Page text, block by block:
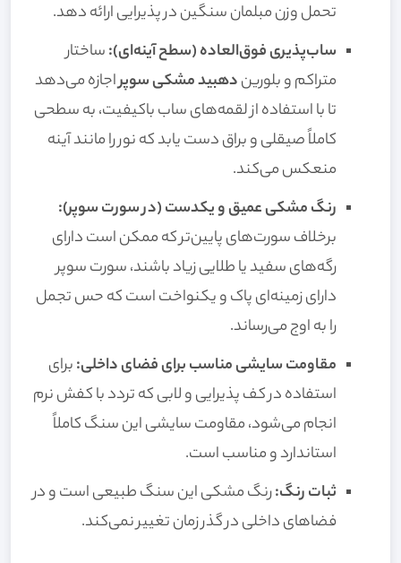
تحمل وزن مبلمان سنگین در پذیرایی ارائه دهد.
ساب‌پذیری فوق‌العاده (سطح آینه‌ای):ساختار
متراکم و بلوریندهبید مشکی سوپراجازه می‌دهد
تا با استفاده از لقمه‌های ساب باکیفیت، به سطحی
کاملاً صیقلی و براق دست یابد که نور را مانند آینه
منعکس می‌کند.
رنگ مشکی عمیق و یکدست (در سورت سوپر):
برخلاف سورت‌های پایین‌تر که ممکن است دارای
رگه‌های سفید یا طلایی زیاد باشند، سورت سوپر
دارای زمینه‌ای پاک و یکنواخت است که حس تجمل
را به اوج می‌رساند.
مقاومت سایشی مناسب برای فضای داخلی:برای
استفاده در کف پذیرایی و لابی که تردد با کفش نرم
انجام می‌شود، مقاومت سایشی این سنگ کاملاً
استاندارد و مناسب است.
ثبات رنگ:رنگ مشکی این سنگ طبیعی است و در
فضاهای داخلی در گذر زمان تغییر نمی‌کند.